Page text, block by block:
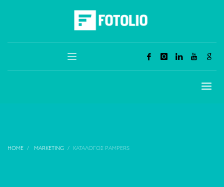
HOME MARKETING ΚΑΤΆΛΟΓΟΣ PAMPERS